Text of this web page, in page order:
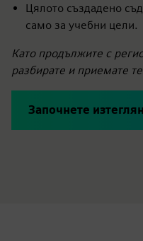
Цялото създадено
само за учебни цели.
Като продължите с
разбирате и приемате
Започнете